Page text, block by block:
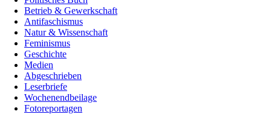
Betrieb & Gewerkschaft
Antifaschismus
Natur & Wissenschaft
Feminismus
Geschichte
Medien
Abgeschrieben
Leserbriefe
Wochenendbeilage
Fotoreportagen